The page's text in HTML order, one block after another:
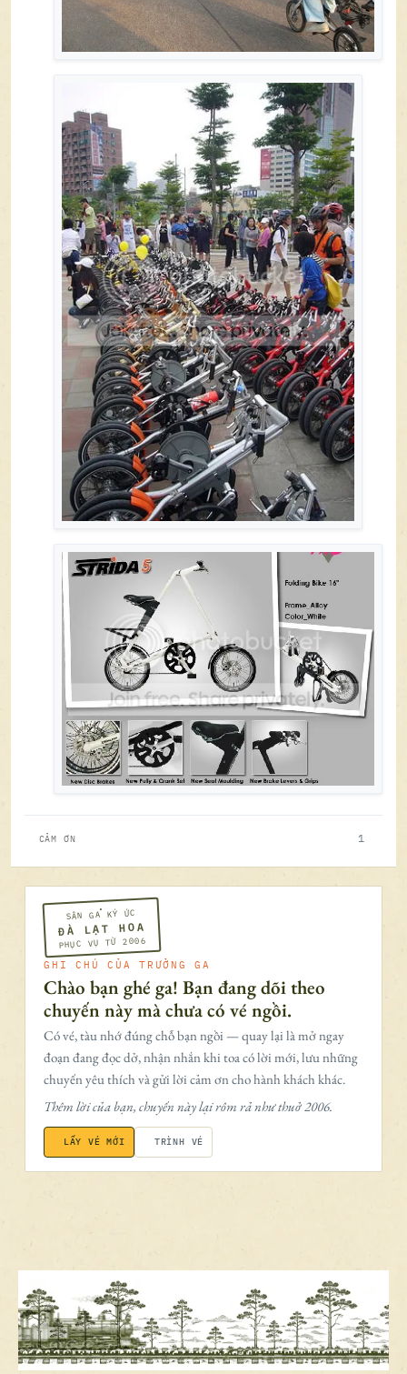
CẢM ƠN 1
SÂN GA KÝ ỨC
ĐÀ LẠT HOA
PHỤC VỤ TỪ 2006
GHI CHÚ CỦA TRƯỞNG GA
Chào bạn ghé ga! Bạn đang dõi theo
chuyến này mà chưa có vé ngồi.
Có vé, tàu nhớ đúng chỗ bạn ngồi — quay lại là mở ngay
đoạn đang đọc dở, nhận nhắn khi toa có lời mới, lưu những
chuyến yêu thích và gửi lời cảm ơn cho hành khách khác.
Thêm lời của bạn, chuyến này lại rôm rả như thuở 2006.
LẤY VÉ MỚI TRÌNH VÉ